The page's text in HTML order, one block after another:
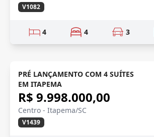
V1082
4 4 3
PENTHOUSE
Vídeo
PRÉ LANÇAMENTO COM 4 SUÍTES
EM ITAPEMA
R$ 9.998.000,00
Centro - Itapema/SC
V1439